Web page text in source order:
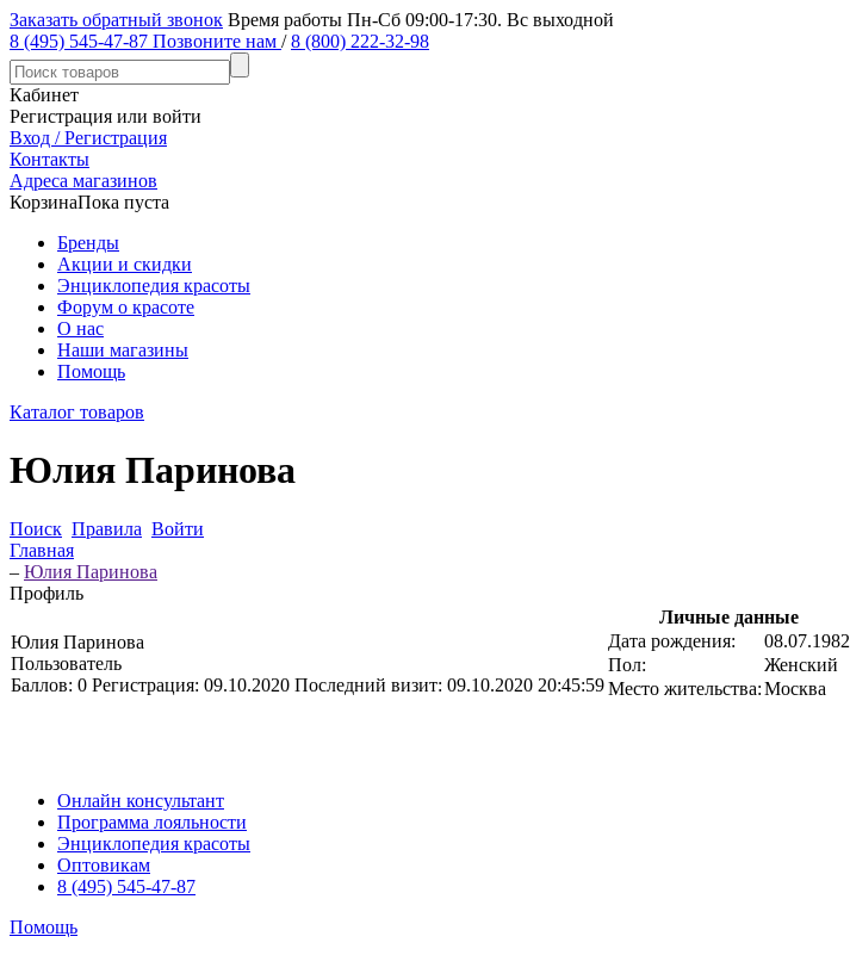
Заказать обратный звонок Время работы Пн-Сб 09:00-17:30. Вс выходной
8 (495) 545-47-87 Позвоните нам / 8 (800) 222-32-98
Кабинет
Регистрация или войти
Вход / Регистрация
Контакты
Адреса магазинов
КорзинаПока пуста
Бренды
Акции и скидки
Энциклопедия красоты
Форум о красоте
О нас
Наши магазины
Помощь
Каталог товаров
Юлия Паринова
Поиск Правила Войти
Главная
– Юлия Паринова
Профиль
Юлия Паринова
Пользователь
Баллов: 0 Регистрация: 09.10.2020 Последний визит: 09.10.2020 20:45:59
Личные данные
Дата рождения:
08.07.1982
Пол:
Женский
Место жительства:Москва
Онлайн консультант
Программа лояльности
Энциклопедия красоты
Оптовикам
8 (495) 545-47-87
Помощь